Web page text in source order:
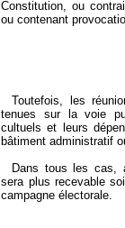
Constitution, ou
ou contenant
Toutefois, les
tenues sur la voie
cultuels et leurs
bâtiment administratif
Dans tous les cas,
sera plus recevable
campagne électorale.